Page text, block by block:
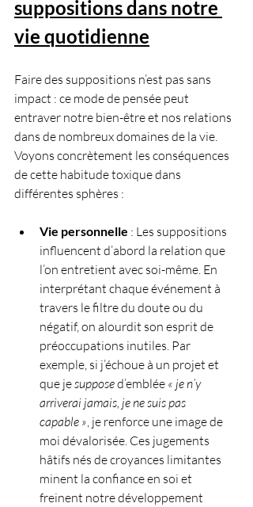
suppositions dans notre
vie quotidienne
Faire des suppositions n’est pas sans
impact : ce mode de pensée peut
entraver notre bien-être et nos relations
dans de nombreux domaines de la vie.
Voyons concrètement les conséquences
de cette habitude toxique dans
différentes sphères :
Vie personnelle : Les suppositions
influencent d’abord la relation que
l’on entretient avec soi-même. En
interprétant chaque événement à
travers le filtre du doute ou du
négatif, on alourdit son esprit de
préoccupations inutiles. Par
exemple, si j’échoue à un projet et
que je suppose d’emblée « je n’y
arriverai jamais, je ne suis pas
capable », je renforce une image de
moi dévalorisée. Ces jugements
hâtifs nés de croyances limitantes
minent la confiance en soi et
freinent notre développement